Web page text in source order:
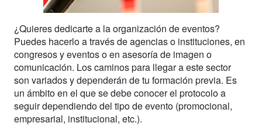
¿Quieres dedicarte a la organización de eventos?
Puedes hacerlo a través de agencias o instituciones, en
congresos y eventos o en asesoría de imagen o
comunicación. Los caminos para llegar a este sector
son variados y dependerán de tu formación previa. Es
un ámbito en el que se debe conocer el protocolo a
seguir dependiendo del tipo de evento (promocional,
empresarial, institucional, etc.).